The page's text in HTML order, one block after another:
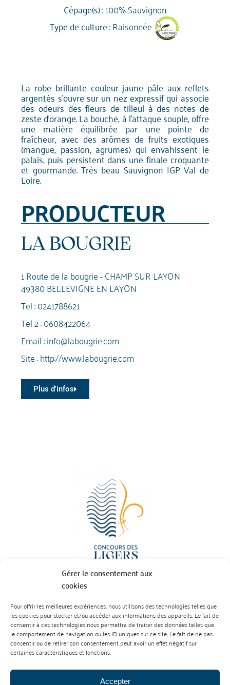
Gérer le consentement aux
cookies
Pour offrir les meilleures expériences, nous utilisons des technologies telles que
les cookies pour stocker et/ou accéder aux informations des appareils. Le fait de
consentir à ces technologies nous permettra de traiter des données telles que
le comportement de navigation ou les ID uniques sur ce site. Le fait de ne pas
consentir ou de retirer son consentement peut avoir un effet négatif sur
certaines caractéristiques et fonctions.
Accepter
Cépage(s) :100% Sauvignon
Type de culture :Raisonnée
La robe brillante couleur jaune pâle aux reflets
argentés s’ouvre sur un nez expressif qui associe
des odeurs des fleurs de tilleul à des notes de
zeste d'orange. La bouche, à l'attaque souple, offre
une matière équilibrée par une pointe de
fraîcheur, avec des arômes de fruits exotiques
(mangue, passion, agrumes) qui envahissent le
palais, puis persistent dans une finale croquante
et gourmande. Très beau Sauvignon IGP Val de
Loire.
PRODUCTEUR
LA BOUGRIE
1 Route de la bougrie - CHAMP SUR LAYON
49380 BELLEVIGNE EN LAYON
Tel :0241788621
Tel 2 :0608422064
Email :info@labougrie.com
Site :http://www.labougrie.com
Plus d'infos
BP 70023 - 49610 JUIGNE SUR LOIRE
Tél :07 88 99 01 07